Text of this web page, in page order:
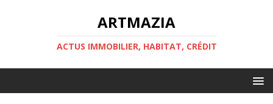
ARTMAZIA
ACTUS IMMOBILIER, HABITAT, CRÉDIT